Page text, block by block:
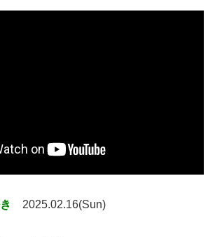
2025.02.16(Sun)